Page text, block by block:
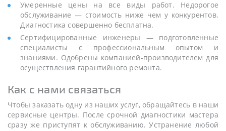
Умеренные цены на все виды работ. Недорогое
обслуживание — стоимость ниже чем у конкурентов.
Диагностика совершенно бесплатна.
Сертифицированные инженеры — подготовленные
специалисты с профессиональным опытом и
знаниями. Одобрены компанией-производителем для
осуществления гарантийного ремонта.
Как с нами связаться
Чтобы заказать одну из наших услуг, обращайтесь в наши
сервисные центры. После срочной диагностики мастера
сразу же приступят к обслуживанию. Устранение любой